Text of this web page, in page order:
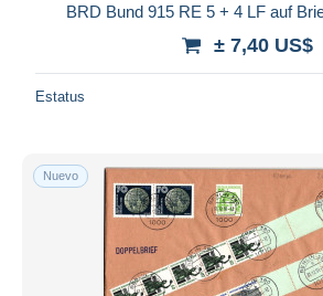
BRD Bund 915 RE 5 + 4 LF auf
± 7,40 US$
Estatus
Nuevo